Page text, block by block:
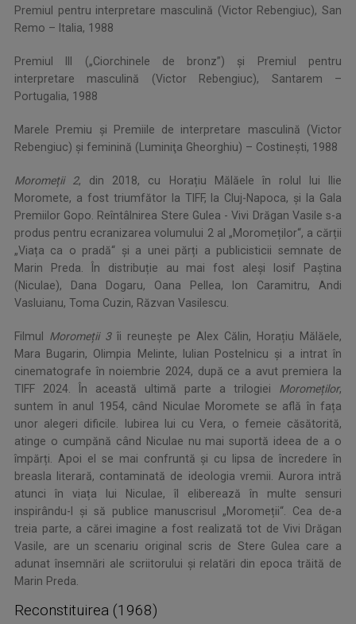
Premiul pentru interpretare masculină (Victor Rebengiuc), San
Remo – Italia, 1988
Premiul III („Ciorchinele de bronz”) și Premiul pentru
interpretare masculină (Victor Rebengiuc), Santarem –
Portugalia, 1988
Marele Premiu şi Premiile de interpretare masculină (Victor
Rebengiuc) şi feminină (Luminiţa Gheorghiu) – Costineşti, 1988
Moromeții 2, din 2018, cu Horațiu Mălăele în rolul lui Ilie
Moromete, a fost triumfător la TIFF, la Cluj-Napoca, și la Gala
Premiilor Gopo. Reîntâlnirea Stere Gulea - Vivi Drăgan Vasile s-a
produs pentru ecranizarea volumului 2 al „Moromeților“, a cărții
„Viața ca o pradă“ și a unei părți a publicisticii semnate de
Marin Preda. În distribuție au mai fost aleși Iosif Paștina
(Niculae), Dana Dogaru, Oana Pellea, Ion Caramitru, Andi
Vasluianu, Toma Cuzin, Răzvan Vasilescu.
Filmul Moromeții 3îi reunește pe Alex Călin, Horațiu Mălăele,
Mara Bugarin, Olimpia Melinte, Iulian Postelnicu și a intrat în
cinematografe în noiembrie 2024, după ce a avut premiera la
TIFF 2024. În această ultimă parte a trilogiei Moromeților,
suntem în anul 1954, când Niculae Moromete se află în fața
unor alegeri dificile. Iubirea lui cu Vera, o femeie căsătorită,
atinge o cumpănă când Niculae nu mai suportă ideea de a o
împărți. Apoi el se mai confruntă și cu lipsa de încredere în
breasla literară, contaminată de ideologia vremii. Aurora intră
atunci în viața lui Niculae, îl eliberează în multe sensuri
inspirându-l și să publice manuscrisul „Moromeții“. Cea de-a
treia parte, a cărei imagine a fost realizată tot de Vivi Drăgan
Vasile, are un scenariu original scris de Stere Gulea care a
adunat însemnări ale scriitorului și relatări din epoca trăită de
Marin Preda.
Reconstituirea (1968)